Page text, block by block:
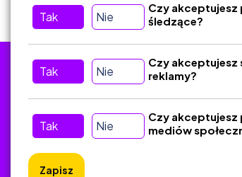
Tu nas znajdziesz
Kontakt
Śledź nas w Social Media
Tak Nie
Czy akceptujesz
śledzące?
Tak Nie
Czy akceptujesz
reklamy?
Tak Nie
Czy akceptujesz
mediów
Zapisz